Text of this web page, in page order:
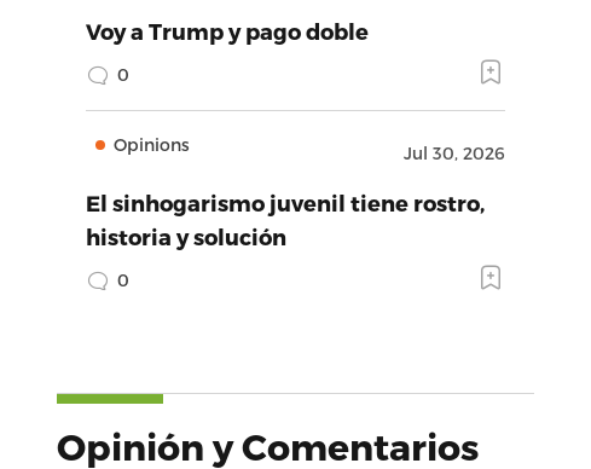
Voy a Trump y pago doble
0
Opinions Jul 30, 2026
El sinhogarismo juvenil tiene rostro,
historia y solución
0
Opinión y Comentarios